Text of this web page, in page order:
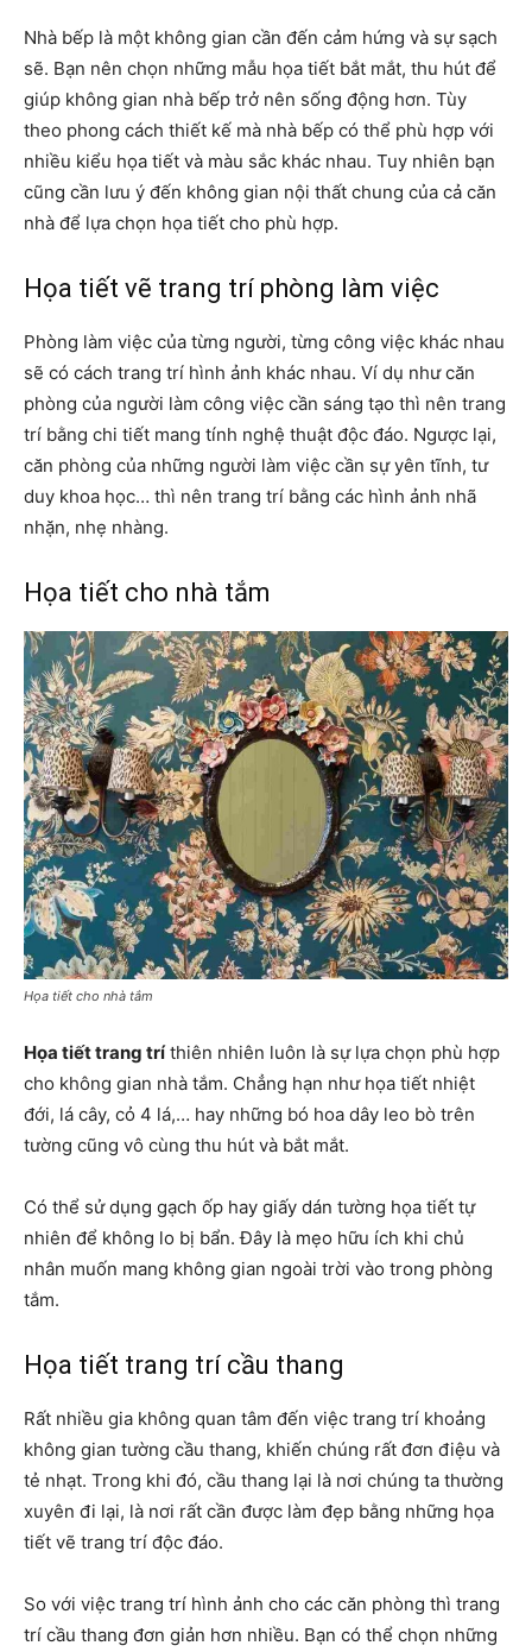
Nhà bếp là một không gian cần đến cảm hứng và sự sạch
sẽ. Bạn nên chọn những mẫu họa tiết bắt mắt, thu hút để
giúp không gian nhà bếp trở nên sống động hơn. Tùy
theo phong cách thiết kế mà nhà bếp có thể phù hợp với
nhiều kiểu họa tiết và màu sắc khác nhau. Tuy nhiên bạn
cũng cần lưu ý đến không gian nội thất chung của cả căn
nhà để lựa chọn họa tiết cho phù hợp.
Họa tiết vẽ trang trí phòng làm việc
Phòng làm việc của từng người, từng công việc khác nhau
sẽ có cách trang trí hình ảnh khác nhau. Ví dụ như căn
phòng của người làm công việc cần sáng tạo thì nên trang
trí bằng chi tiết mang tính nghệ thuật độc đáo. Ngược lại,
căn phòng của những người làm việc cần sự yên tĩnh, tư
duy khoa học… thì nên trang trí bằng các hình ảnh nhã
nhặn, nhẹ nhàng.
Họa tiết cho nhà tắm
Họa tiết cho nhà tắm
Họa tiết trang tríthiên nhiên luôn là sự lựa chọn phù hợp
cho không gian nhà tắm. Chẳng hạn như họa tiết nhiệt
đới, lá cây, cỏ 4 lá,… hay những bó hoa dây leo bò trên
tường cũng vô cùng thu hút và bắt mắt.
Có thể sử dụng gạch ốp hay giấy dán tường họa tiết tự
nhiên để không lo bị bẩn. Đây là mẹo hữu ích khi chủ
nhân muốn mang không gian ngoài trời vào trong phòng
tắm.
Họa tiết trang trí cầu thang
Rất nhiều gia không quan tâm đến việc trang trí khoảng
không gian tường cầu thang, khiến chúng rất đơn điệu và
tẻ nhạt. Trong khi đó, cầu thang lại là nơi chúng ta thường
xuyên đi lại, là nơi rất cần được làm đẹp bằng những họa
tiết vẽ trang trí độc đáo.
So với việc trang trí hình ảnh cho các căn phòng thì trang
trí cầu thang đơn giản hơn nhiều. Bạn có thể chọn những